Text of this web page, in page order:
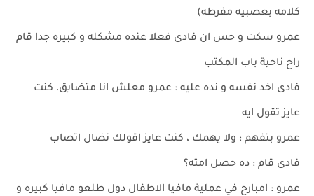
كلامه بعصبيه مفرطه)
عمرو سكت و حس ان فادى فعلا عنده مشكله و كبيره جدا قام
راح ناحية باب المكتب
فادى اخد نفسه و نده عليه : عمرو معلش انا متضايق، كنت
عايز تقول ايه
عمرو بتفهم : ولا يهمك ، كنت عايز اقولك نضال اتصاب
فادى قام : ده حصل امته؟
عمرو : امبارح في عملية مافيا الاطفال دول طلعو مافيا كبيره و